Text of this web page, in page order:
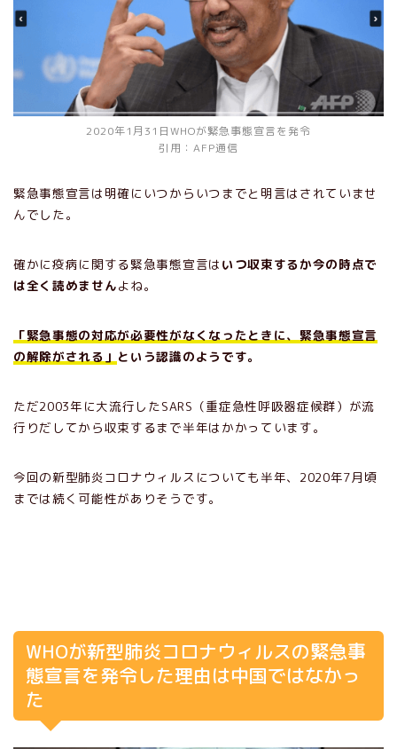
2020年1月31日WHOが緊急事態宣言を発令
引用：AFP通信
緊急事態宣言は明確にいつからいつまでと明言はされていませ
んでした。
確かに疫病に関する緊急事態宣言は いつ収束するか今の時点で
は全く読めませんよね。
「緊急事態の対応が必要性がなくなったときに、緊急事態宣言
の解除がされる」 という認識のようです。
ただ2003年に大流行したSARS（重症急性呼吸器症候群）が流
行りだしてから収束するまで半年はかかっています。
今回の新型肺炎コロナウィルスについても半年、2020年7月頃
までは続く可能性がありそうです。
WHOが新型肺炎コロナウィルスの緊急事
態宣言を発令した理由は中国ではなかっ
た